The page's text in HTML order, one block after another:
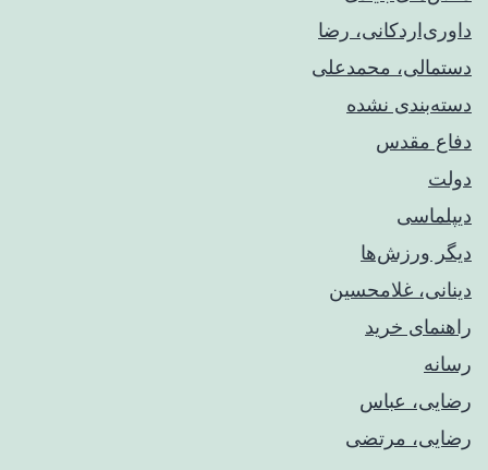
داوری‌اردکانی، رضا
دستمالی، محمدعلی
دسته‌بندی نشده
دفاع مقدس
دولت
دیپلماسی
دیگر ورزش‌ها
دینانی، غلامحسین
راهنمای خريد
رسانه
رضایی، عباس
رضایی، مرتضی